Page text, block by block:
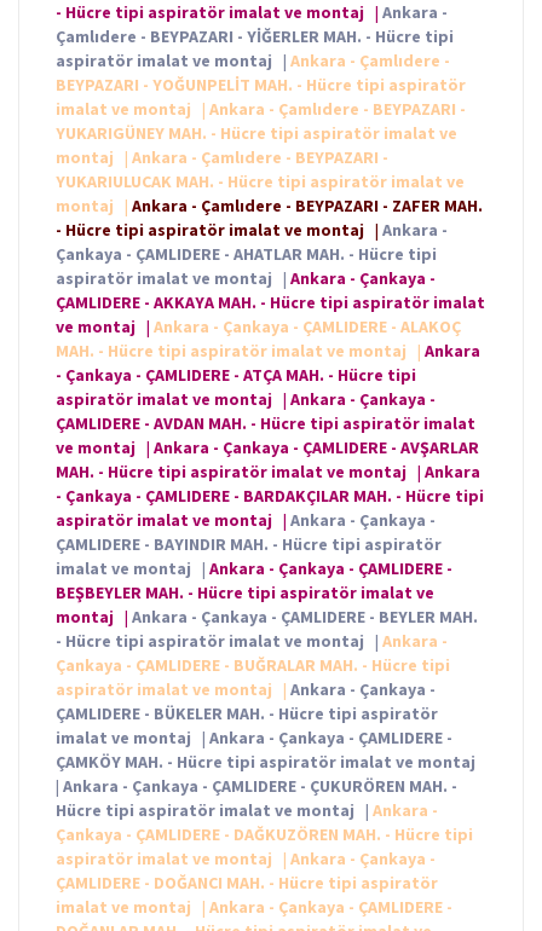
- Hücre tipi aspiratör imalat ve montaj | Ankara -
Çamlıdere - BEYPAZARI - YİĞERLER MAH. - Hücre tipi
aspiratör imalat ve montaj | Ankara - Çamlıdere -
BEYPAZARI - YOĞUNPELİT MAH. - Hücre tipi aspiratör
imalat ve montaj
| Ankara - Çamlıdere - BEYPAZARI -
YUKARIGÜNEY MAH. - Hücre tipi aspiratör imalat ve
montaj
| Ankara - Çamlıdere - BEYPAZARI -
YUKARIULUCAK MAH. - Hücre tipi aspiratör imalat ve
montaj
| Ankara - Çamlıdere - BEYPAZARI - ZAFER MAH.
- Hücre tipi aspiratör imalat ve montaj | Ankara -
Çankaya - ÇAMLIDERE - AHATLAR MAH. - Hücre tipi
aspiratör imalat ve montaj | Ankara - Çankaya -
ÇAMLIDERE - AKKAYA MAH. - Hücre tipi aspiratör imalat
ve montaj | Ankara - Çankaya - ÇAMLIDERE - ALAKOÇ
MAH. - Hücre tipi aspiratör imalat ve montaj
| Ankara
- Çankaya - ÇAMLIDERE - ATÇA MAH. - Hücre tipi
aspiratör imalat ve montaj | Ankara - Çankaya -
ÇAMLIDERE - AVDAN MAH. - Hücre tipi aspiratör imalat
ve montaj | Ankara - Çankaya - ÇAMLIDERE - AVŞARLAR
MAH. - Hücre tipi aspiratör imalat ve montaj | Ankara
- Çankaya - ÇAMLIDERE - BARDAKÇILAR MAH. - Hücre tipi
aspiratör imalat ve montaj | Ankara - Çankaya -
ÇAMLIDERE - BAYINDIR MAH. - Hücre tipi aspiratör
imalat ve montaj | Ankara - Çankaya - ÇAMLIDERE -
BEŞBEYLER MAH. - Hücre tipi aspiratör imalat ve
montaj | Ankara - Çankaya - ÇAMLIDERE - BEYLER MAH.
- Hücre tipi aspiratör imalat ve montaj | Ankara -
Çankaya - ÇAMLIDERE - BUĞRALAR MAH. - Hücre tipi
aspiratör imalat ve montaj
| Ankara - Çankaya -
ÇAMLIDERE - BÜKELER MAH. - Hücre tipi aspiratör
imalat ve montaj | Ankara - Çankaya - ÇAMLIDERE -
ÇAMKÖY MAH. - Hücre tipi aspiratör imalat ve montaj
| Ankara - Çankaya - ÇAMLIDERE - ÇUKURÖREN MAH. -
Hücre tipi aspiratör imalat ve montaj | Ankara -
Çankaya - ÇAMLIDERE - DAĞKUZÖREN MAH. - Hücre tipi
aspiratör imalat ve montaj
| Ankara - Çankaya -
ÇAMLIDERE - DOĞANCI MAH. - Hücre tipi aspiratör
imalat ve montaj
| Ankara - Çankaya - ÇAMLIDERE -